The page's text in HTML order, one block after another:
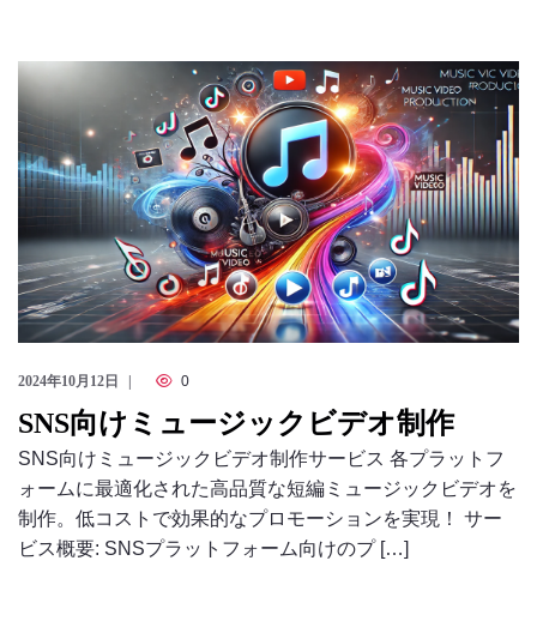
2024年10月12日 0
SNS向けミュージックビデオ制作
SNS向けミュージックビデオ制作サービス 各プラットフ
ォームに最適化された高品質な短編ミュージックビデオを
制作。低コストで効果的なプロモーションを実現！ サー
ビス概要: SNSプラットフォーム向けのプ […]